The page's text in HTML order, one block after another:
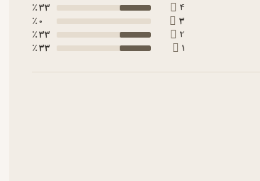
4
33 ٪
3
0 ٪
2
33 ٪
1
33 ٪